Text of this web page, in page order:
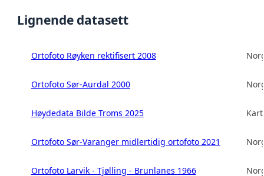
Lignende datasett
Ortofoto Røyken rektifisert 2008
Ortofoto Sør-Aurdal 2000
Høydedata Bilde Troms 2025
Ortofoto Sør-Varanger midlertidig ortofoto 2021
Ortofoto Larvik - Tjølling - Brunlanes 1966